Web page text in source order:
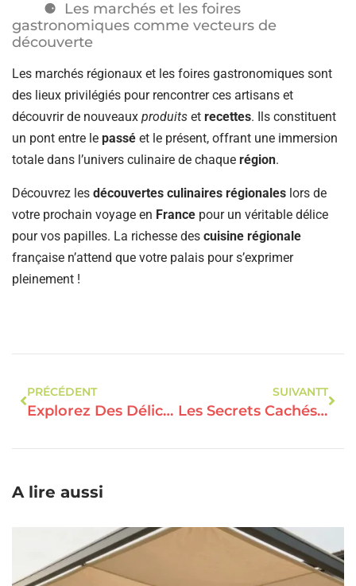
Les marchés et les foires
gastronomiques comme vecteurs de
découverte
Les marchés régionaux et les foires gastronomiques sont
des lieux privilégiés pour rencontrer ces artisans et
découvrir de nouveaux produits et recettes. Ils constituent
un pont entre le passé et le présent, offrant une immersion
totale dans l’univers culinaire de chaque région.
Découvrez les découvertes culinaires régionales lors de
votre prochain voyage en France pour un véritable délice
pour vos papilles. La richesse des cuisine régionale
française n’attend que votre palais pour s’exprimer
pleinement !
PRÉCÉDENT
Explorez Des Délices Méconnus : La Gastronomie Secrète Des Quatre Coins Du Monde
SUIVANTT
Les Secrets Cachés De La Cuisine Authentique : Un Voyage Gustatif Inattendu
A lire aussi